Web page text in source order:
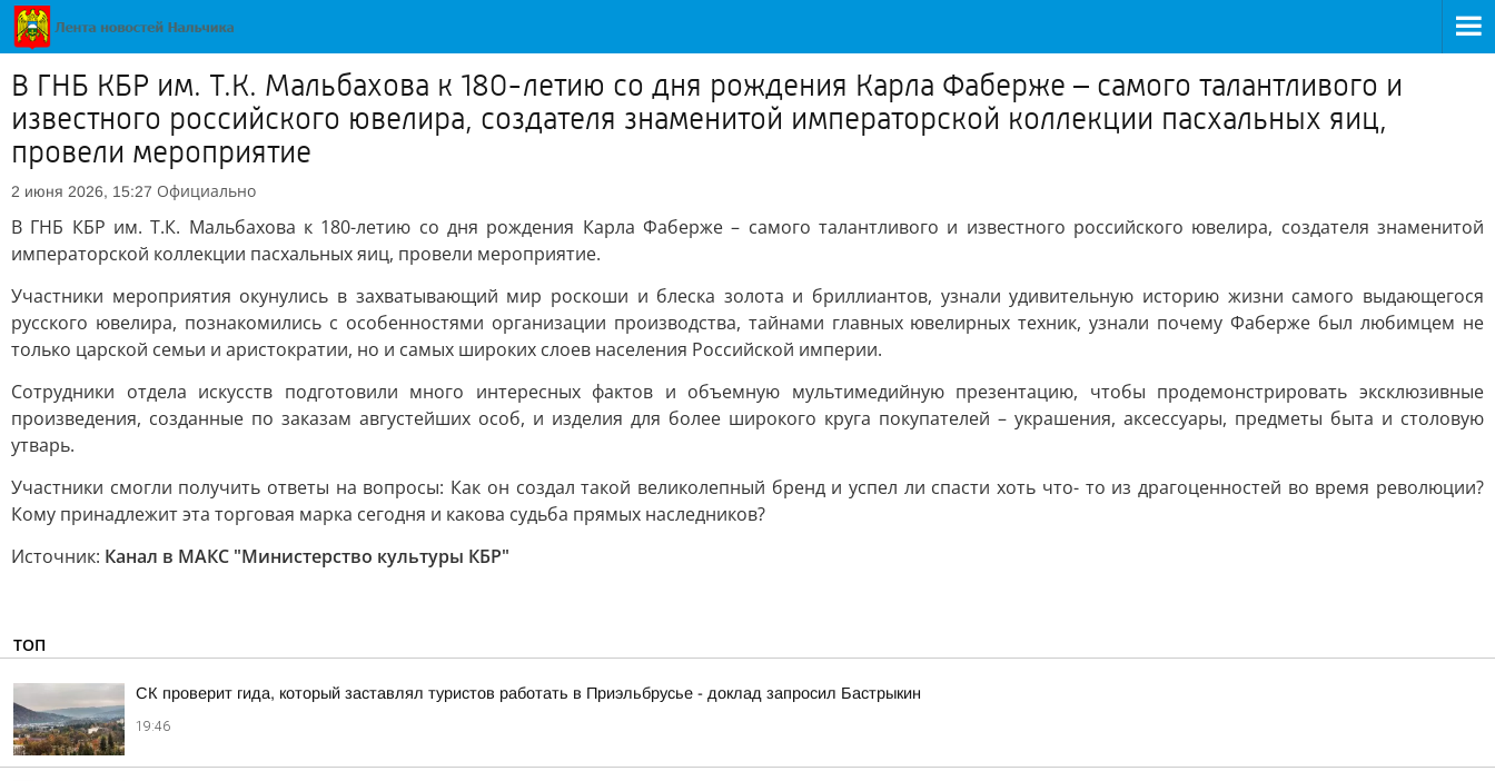
В ГНБ КБР им. Т.К. Мальбахова к 180-летию со дня рождения Карла Фаберже – самого талантливого и
известного российского ювелира, создателя знаменитой императорской коллекции пасхальных яиц,
провели мероприятие
2 июня 2026, 15:27 Официально
В ГНБ КБР им. Т.К. Мальбахова к 180-летию со дня рождения Карла Фаберже – самого талантливого и известного российского ювелира, создателя знаменитой
императорской коллекции пасхальных яиц, провели мероприятие.
Участники мероприятия окунулись в захватывающий мир роскоши и блеска золота и бриллиантов, узнали удивительную историю жизни самого выдающегося
русского ювелира, познакомились с особенностями организации производства, тайнами главных ювелирных техник, узнали почему Фаберже был любимцем не
только царской семьи и аристократии, но и самых широких слоев населения Российской империи.
Сотрудники отдела искусств подготовили много интересных фактов и объемную мультимедийную презентацию, чтобы продемонстрировать эксклюзивные
произведения, созданные по заказам августейших особ, и изделия для более широкого круга покупателей – украшения, аксессуары, предметы быта и столовую
утварь.
Участники смогли получить ответы на вопросы: Как он создал такой великолепный бренд и успел ли спасти хоть что- то из драгоценностей во время революции?
Кому принадлежит эта торговая марка сегодня и какова судьба прямых наследников?
Источник: Канал в МАКС "Министерство культуры КБР"
ТОП
СК проверит гида, который заставлял туристов работать в Приэльбрусье - доклад запросил Бастрыкин
19:46